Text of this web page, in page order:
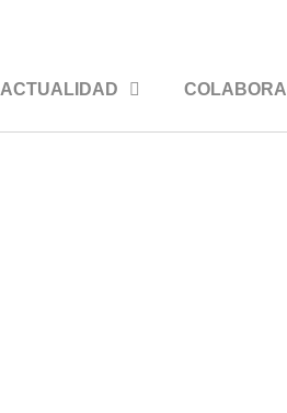
ACTUALIDAD COLABORA